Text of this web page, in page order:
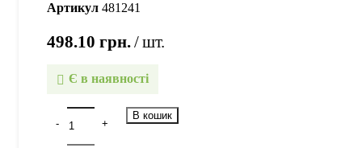
Артикул 481241
498.10 грн. шт.
Є в наявності
В кошик